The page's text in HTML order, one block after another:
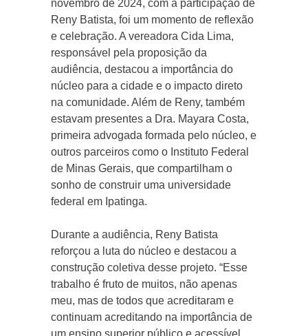
novembro de 2024, com a participação de
Reny Batista, foi um momento de reflexão
e celebração. A vereadora Cida Lima,
responsável pela proposição da
audiência, destacou a importância do
núcleo para a cidade e o impacto direto
na comunidade. Além de Reny, também
estavam presentes a Dra. Mayara Costa,
primeira advogada formada pelo núcleo, e
outros parceiros como o Instituto Federal
de Minas Gerais, que compartilham o
sonho de construir uma universidade
federal em Ipatinga.
Durante a audiência, Reny Batista
reforçou a luta do núcleo e destacou a
construção coletiva desse projeto. “Esse
trabalho é fruto de muitos, não apenas
meu, mas de todos que acreditaram e
continuam acreditando na importância de
um ensino superior público e acessível